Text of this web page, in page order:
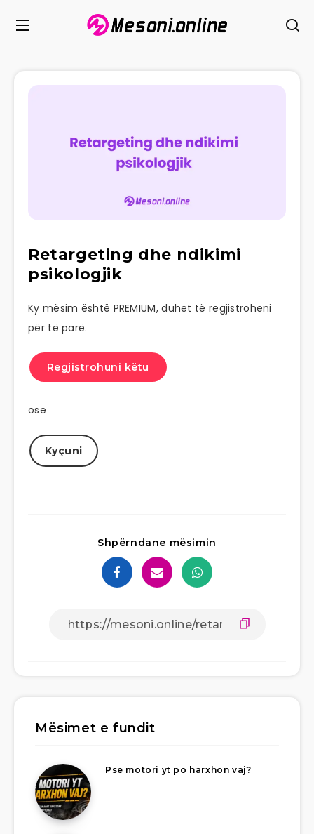
Retargeting dhe ndikimi
psikologjik
Ky mësim është PREMIUM, duhet të regjistroheni
për të parë.
Regjistrohuni këtu
ose
Kyçuni
Shpërndane mësimin
Mësimet e fundit
Pse motori yt po harxhon vaj?